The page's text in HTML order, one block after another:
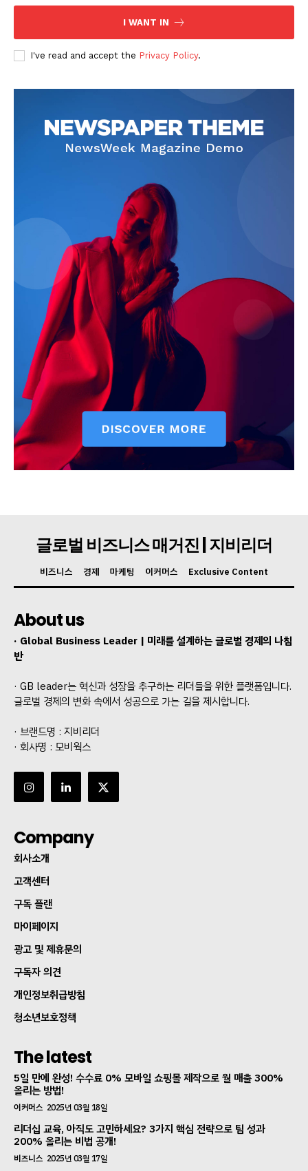
SUBSCRIBE NOW
Company
마이페이지
광고 및 제휴문의
구독자 의견
개인정보취급방침
청소년보호정책
I WANT IN
I've read and accept the Privacy Policy.
글로벌 비즈니스 매거진 | 지비리더
비즈니스 경제 마케팅 이커머스 Exclusive Content
About us
· Global Business Leader | 미래를 설계하는 글로벌 경제의 나침
반
· GB leader는 혁신과 성장을 추구하는 리더들을 위한 플랫폼입니다.
글로벌 경제의 변화 속에서 성공으로 가는 길을 제시합니다.
· 브랜드명 : 지비리더
· 회사명 : 모비웍스
Company
회사소개
고객센터
구독 플랜
마이페이지
광고 및 제휴문의
구독자 의견
개인정보취급방침
청소년보호정책
The latest
5일 만에 완성! 수수료 0% 모바일 쇼핑몰 제작으로 월 매출 300%
올리는 방법!
이커머스 2025년 03월 18일
리더십 교육, 아직도 고민하세요? 3가지 핵심 전략으로 팀 성과
200% 올리는 비법 공개!
비즈니스 2025년 03월 17일